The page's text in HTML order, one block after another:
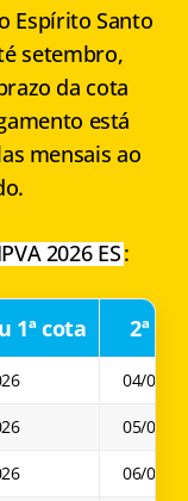
Espírito Santo
setembro,
da cota
está
mensais ao
2026 ES:
1ª cota 2ª
04/05/
05/05/
06/05/